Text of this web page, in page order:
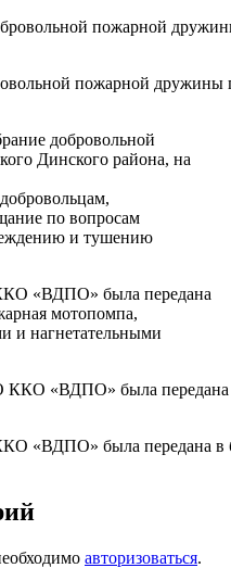
пожарной дружины
добровольной
Динского района, на
по вопросам
и тушению
«ВДПО» была передана
мотопомпа,
и нагнетательными
«ВДПО» была передана в
авторизоваться.